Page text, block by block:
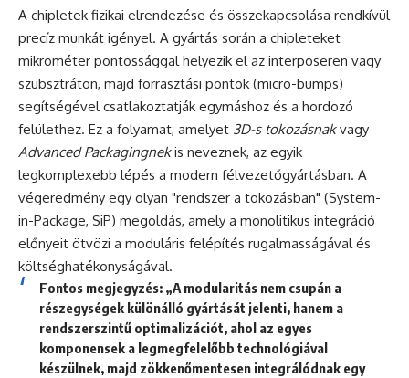
A chipletek fizikai elrendezése és összekapcsolása rendkívül
precíz munkát igényel. A gyártás során a chipleteket
mikrométer pontossággal helyezik el az interposeren vagy
szubsztráton, majd forrasztási pontok (micro-bumps)
segítségével csatlakoztatják egymáshoz és a hordozó
felülethez. Ez a folyamat, amelyet 3D-s tokozásnakvagy
Advanced Packagingnekis neveznek, az egyik
legkomplexebb lépés a modern félvezetőgyártásban. A
végeredmény egy olyan "rendszer a tokozásban" (System-
in-Package, SiP) megoldás, amely a monolitikus integráció
előnyeit ötvözi a moduláris felépítés rugalmasságával és
költséghatékonyságával.
Fontos megjegyzés: „A modularitás nem csupán a
részegységek különálló gyártását jelenti, hanem a
rendszerszintű optimalizációt, ahol az egyes
komponensek a legmegfelelőbb technológiával
készülnek, majd zökkenőmentesen integrálódnak egy